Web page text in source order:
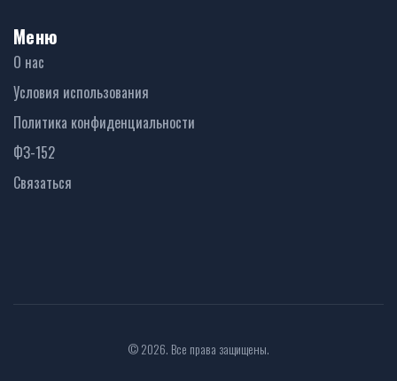
Меню
О нас
Условия использования
Политика конфиденциальности
ФЗ-152
Связаться
© 2026. Все права защищены.